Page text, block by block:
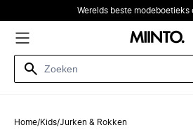
Werelds beste modeboetieks
Home/Kids/Jurken & Rokken